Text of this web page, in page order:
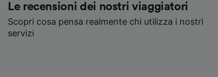
Le recensioni dei nostri viaggiatori
Scopri cosa pensa realmente chi utilizza i nostri
servizi